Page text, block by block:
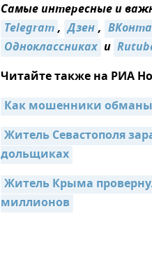
Самые интересные и
Telegram, Дзен,
Одноклассниках и
Читайте также на РИА
Как мошенники
Житель Севастополя
дольщиках
Житель Крыма
миллионов